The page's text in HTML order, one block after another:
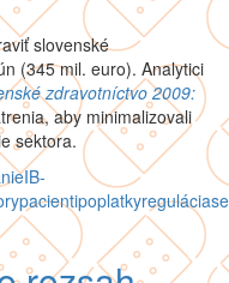
slovenské
(345 mil. euro). Analytici
zdravotníctvo 2009:
aby minimalizovali
sektora.
IB-
pacientipoplatkyregulácia